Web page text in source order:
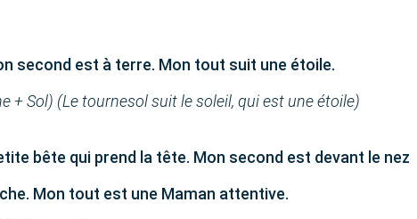
second est à terre. Mon tout suit une étoile.
+ Sol) (Le tournesol suit le soleil, qui est une étoile)
bête qui prend la tête. Mon second est devant le nez
Mon tout est une Maman attentive.